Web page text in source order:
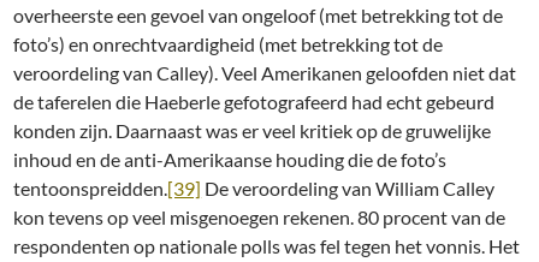
overheerste een gevoel van ongeloof (met betrekking tot de
foto’s) en onrechtvaardigheid (met betrekking tot de
veroordeling van Calley). Veel Amerikanen geloofden niet dat
de taferelen die Haeberle gefotografeerd had echt gebeurd
konden zijn. Daarnaast was er veel kritiek op de gruwelijke
inhoud en de anti-Amerikaanse houding die de foto’s
tentoonspreidden.[39] De veroordeling van William Calley
kon tevens op veel misgenoegen rekenen. 80 procent van de
respondenten op nationale polls was fel tegen het vonnis. Het